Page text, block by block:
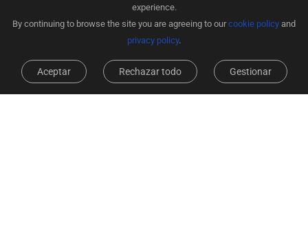
experience.
By continuing to browse the site you are agreeing to ourcookie policy and
privacy policy.
Gestionar
Rechazar todo
Aceptar